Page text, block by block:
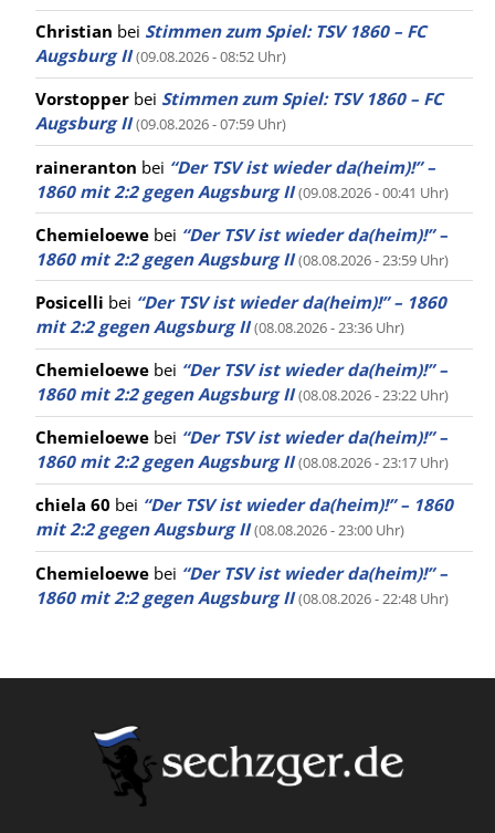
Christian bei Stimmen zum Spiel: TSV 1860 – FC
Augsburg II (09.08.2026 - 08:52 Uhr)
Vorstopper bei Stimmen zum Spiel: TSV 1860 – FC
Augsburg II (09.08.2026 - 07:59 Uhr)
raineranton bei “Der TSV ist wieder da(heim)!” –
1860 mit 2:2 gegen Augsburg II (09.08.2026 - 00:41 Uhr)
Chemieloewe bei “Der TSV ist wieder da(heim)!” –
1860 mit 2:2 gegen Augsburg II (08.08.2026 - 23:59 Uhr)
Posicelli bei “Der TSV ist wieder da(heim)!” – 1860
mit 2:2 gegen Augsburg II (08.08.2026 - 23:36 Uhr)
Chemieloewe bei “Der TSV ist wieder da(heim)!” –
1860 mit 2:2 gegen Augsburg II (08.08.2026 - 23:22 Uhr)
Chemieloewe bei “Der TSV ist wieder da(heim)!” –
1860 mit 2:2 gegen Augsburg II (08.08.2026 - 23:17 Uhr)
chiela 60 bei “Der TSV ist wieder da(heim)!” – 1860
mit 2:2 gegen Augsburg II (08.08.2026 - 23:00 Uhr)
Chemieloewe bei “Der TSV ist wieder da(heim)!” –
1860 mit 2:2 gegen Augsburg II (08.08.2026 - 22:48 Uhr)